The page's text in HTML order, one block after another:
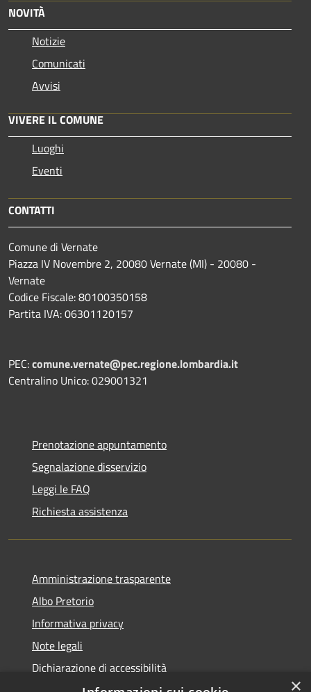
NOVITÀ
Notizie
Comunicati
Avvisi
VIVERE IL COMUNE
Luoghi
Eventi
CONTATTI
Comune di Vernate
Piazza IV Novembre 2, 20080 Vernate (MI) - 20080 -
Vernate
Codice Fiscale: 80100350158
Partita IVA: 06301120157
PEC:comune.vernate@pec.regione.lombardia.it
Centralino Unico: 029001321
Prenotazione appuntamento
Segnalazione disservizio
Leggi le FAQ
Richiesta assistenza
Amministrazione trasparente
Albo Pretorio
Informativa privacy
Note legali
Dichiarazione di accessibilità
×